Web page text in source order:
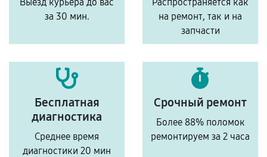
за 30 мин.
на ремонт, так и на
запчасти
Бесплатная
диагностика
Среднее время
диагностики 20 мин
Срочный ремонт
Более 88% поломок
ремонтируем за 2 часа